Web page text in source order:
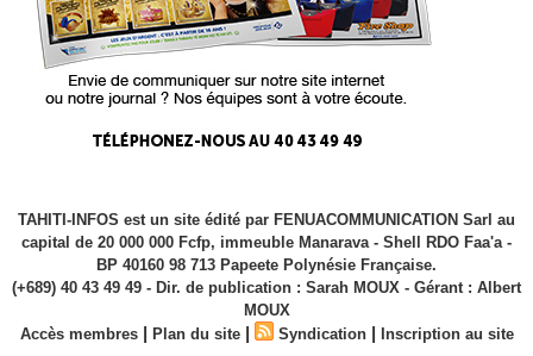
TAHITI-INFOS est un site édité par FENUACOMMUNICATION Sarl au
capital de 20 000 000 Fcfp, immeuble Manarava - Shell RDO Faa'a -
BP 40160 98 713 Papeete Polynésie Française.
(+689) 40 43 49 49 - Dir. de publication : Sarah MOUX - Gérant : Albert
MOUX
Accès membres | Plan du site | Syndication | Inscription au site